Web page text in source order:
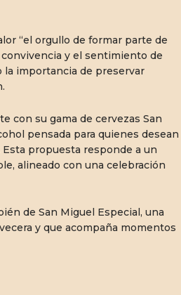
orgullo de formar parte de
y el sentimiento de
importancia de preservar
su gama de cervezas San
pensada para quienes desean
propuesta responde a un
alineado con una celebración
de San Miguel Especial, una
y que acompaña momentos